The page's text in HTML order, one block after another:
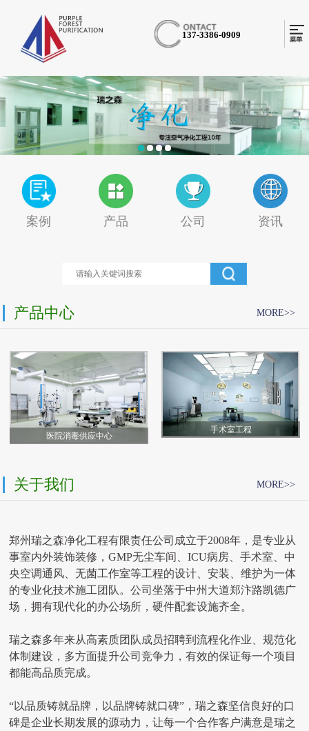
137-3386-0909
案例 产品 公司 资讯
产品中心 MORE>>
医院消毒供应中心
手术室工程
关于我们 MORE>>
郑州瑞之森净化工程有限责任公司成立于2008年，是专业从
事室内外装饰装修，GMP无尘车间、ICU病房、手术室、中
央空调通风、无菌工作室等工程的设计、安装、维护为一体
的专业化技术施工团队。公司坐落于中州大道郑汴路凯德广
场，拥有现代化的办公场所，硬件配套设施齐全。
瑞之森多年来从高素质团队成员招聘到流程化作业、规范化
体制建设，多方面提升公司竞争力，有效的保证每一个项目
都能高品质完成。
“以品质铸就品牌，以品牌铸就口碑”，瑞之森坚信良好的口
碑是企业长期发展的源动力，让每一个合作客户满意是瑞之